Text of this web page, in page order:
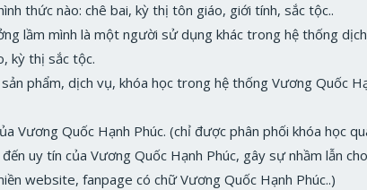
thức nào: chê bai, kỳ thị tôn giáo, giới tính, sắc tộc..
lầm mình là một người sử dụng khác trong hệ thống
kỳ thị sắc tộc.
phẩm, dịch vụ, khóa học trong hệ thống Vương Quốc
Vương Quốc Hạnh Phúc. (chỉ được phân phối khóa học
uy tín của Vương Quốc Hạnh Phúc, gây sự nhầm lẫn
website, fanpage có chữ Vương Quốc Hạnh Phúc..)